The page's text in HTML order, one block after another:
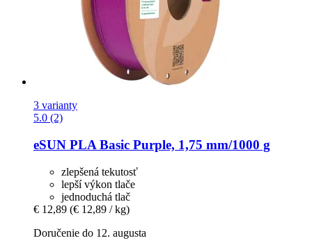
3 varianty
5.0 (2)
eSUN PLA Basic Purple, 1,75 mm/1000 g
zlepšená tekutosť
lepší výkon tlače
jednoduchá tlač
€ 12,89 (€ 12,89 / kg)
Doručenie do 12. augusta